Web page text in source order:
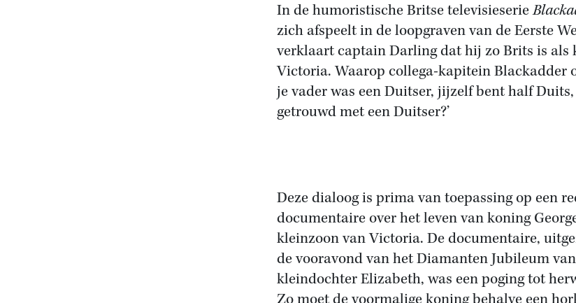
In de humoristische Britse televisieserie
zich afspeelt in de loopgraven van de Eerste
verklaart captain Darling dat hij zo Brits is als
Victoria. Waarop collega-kapitein Blackadder
je vader was een Duitser, jijzelf bent half
getrouwd met een Duitser?’
Deze dialoog is prima van toepassing op een
documentaire over het leven van koning
kleinzoon van Victoria. De documentaire,
de vooravond van het Diamanten Jubileum van
kleindochter Elizabeth, was een poging tot